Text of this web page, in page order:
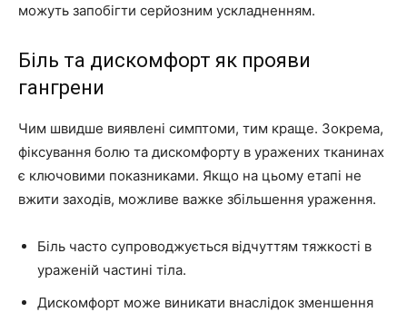
можуть запобігти серйозним ускладненням.
Біль та дискомфорт як прояви
гангрени
Чим швидше виявлені симптоми, тим краще. Зокрема,
фіксування болю та дискомфорту в уражених тканинах
є ключовими показниками. Якщо на цьому етапі не
вжити заходів, можливе важке збільшення ураження.
Біль часто супроводжується відчуттям тяжкості в
ураженій частині тіла.
Дискомфорт може виникати внаслідок зменшення